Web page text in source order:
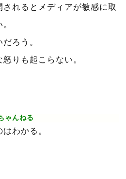
れるとメディアが敏感に取
ろう。
りも起こらない。
ゃんねる
わかる。